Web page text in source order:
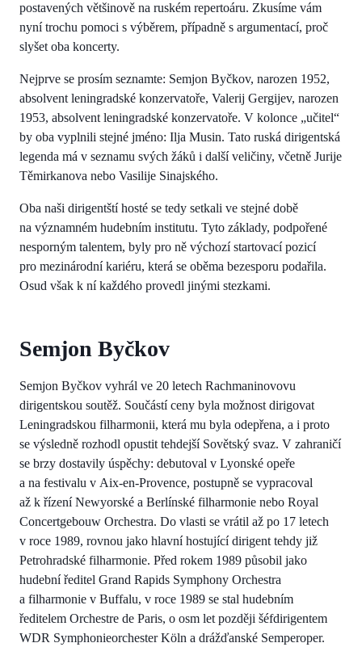
postavených většinově na ruském repertoáru. Zkusíme vám
nyní trochu pomoci s výběrem, případně s argumentací, proč
slyšet oba koncerty.
Nejprve se prosím seznamte: Semjon Byčkov, narozen 1952,
absolvent leningradské konzervatoře, Valerij Gergijev, narozen
1953, absolvent leningradské konzervatoře. V kolonce „učitel“
by oba vyplnili stejné jméno: Ilja Musin. Tato ruská dirigentská
legenda má v seznamu svých žáků i další veličiny, včetně Jurije
Těmirkanova nebo Vasilije Sinajského.
Oba naši dirigentští hosté se tedy setkali ve stejné době
na významném hudebním institutu. Tyto základy, podpořené
nesporným talentem, byly pro ně výchozí startovací pozicí
pro mezinárodní kariéru, která se oběma bezesporu podařila.
Osud však k ní každého provedl jinými stezkami.
Semjon Byčkov
Semjon Byčkov vyhrál ve 20 letech Rachmaninovovu
dirigentskou soutěž. Součástí ceny byla možnost dirigovat
Leningradskou filharmonii, která mu byla odepřena, a i proto
se výsledně rozhodl opustit tehdejší Sovětský svaz. V zahraničí
se brzy dostavily úspěchy: debutoval v Lyonské opeře
a na festivalu v Aix-en-Provence, postupně se vypracoval
až k řízení Newyorské a Berlínské filharmonie nebo Royal
Concertgebouw Orchestra. Do vlasti se vrátil až po 17 letech
v roce 1989, rovnou jako hlavní hostující dirigent tehdy již
Petrohradské filharmonie. Před rokem 1989 působil jako
hudební ředitel Grand Rapids Symphony Orchestra
a filharmonie v Buffalu, v roce 1989 se stal hudebním
ředitelem Orchestre de Paris, o osm let později šéfdirigentem
WDR Symphonieorchester Köln a drážďanské Semperoper.